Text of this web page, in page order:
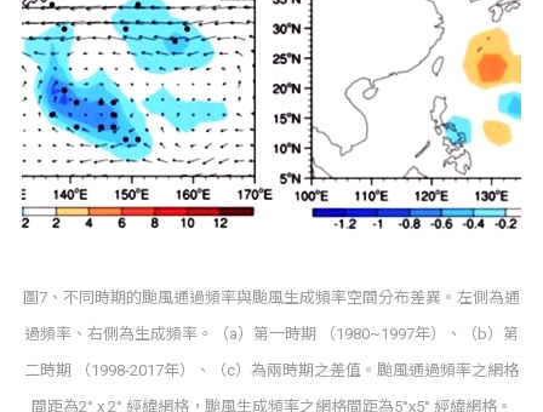
圖7、不同時期的颱風通過頻率與颱風生成頻率空間分布差異。左側為通
過頻率、右側為生成頻率。（a）第一時期 （1980~1997年）、（b）第
二時期 （1998-2017年）、（c）為兩時期之差值。颱風通過頻率之網格
間距為2° x 2° 經緯網格，颱風生成頻率之網格間距為5°x5° 經緯網格。